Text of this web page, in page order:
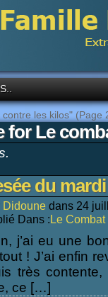
les kilos" (Page
for Le
du
Didoune dans 24
Dans :Le
j’ai eu une
! J’ai enfin
très
ce […]